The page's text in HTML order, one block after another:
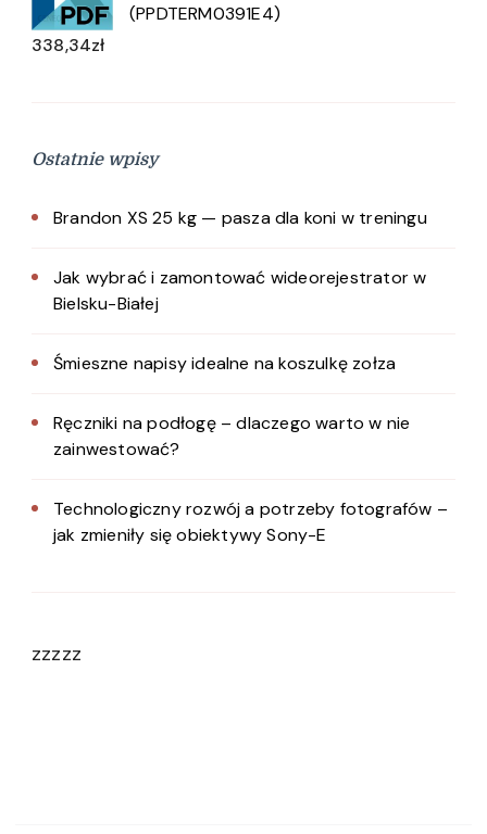
(PPDTERM0391E4)
338,34zł
Ostatnie wpisy
Brandon XS 25 kg — pasza dla koni w treningu
Jak wybrać i zamontować wideorejestrator w
Bielsku-Białej
Śmieszne napisy idealne na koszulkę zołza
Ręczniki na podłogę – dlaczego warto w nie
zainwestować?
Technologiczny rozwój a potrzeby fotografów –
jak zmieniły się obiektywy Sony-E
zzzzz